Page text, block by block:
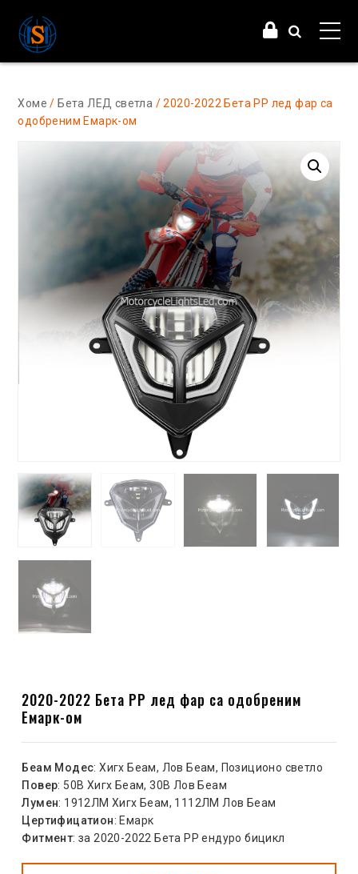
Хоме / Бета ЛЕД светла / 2020-2022 Бета РР лед фар са
одобреним Емарк-ом
2020-2022 Бета РР лед фар са одобреним
Емарк-ом
Беам Модес: Хигх Беам, Лов Беам, Позиционо светло
Повер: 50В Хигх Беам, 30В Лов Беам
Лумен: 1912ЛМ Хигх Беам, 1112ЛМ Лов Беам
Цертифицатион: Емарк
Фитмент: за 2020-2022 Бета РР ендуро бицикл